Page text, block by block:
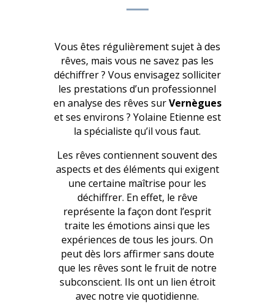
Vous êtes régulièrement sujet à des
rêves, mais vous ne savez pas les
déchiffrer ? Vous envisagez solliciter
les prestations d’un professionnel
en analyse des rêves surVernègues
et ses environs ? Yolaine Etienne est
la spécialiste qu’il vous faut.
Les rêves contiennent souvent des
aspects et des éléments qui exigent
une certaine maîtrise pour les
déchiffrer. En effet, le rêve
représente la façon dont l’esprit
traite les émotions ainsi que les
expériences de tous les jours. On
peut dès lors affirmer sans doute
que les rêves sont le fruit de notre
subconscient. Ils ont un lien étroit
avec notre vie quotidienne.